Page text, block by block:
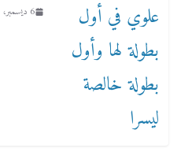
6 ديسمبر، 2023